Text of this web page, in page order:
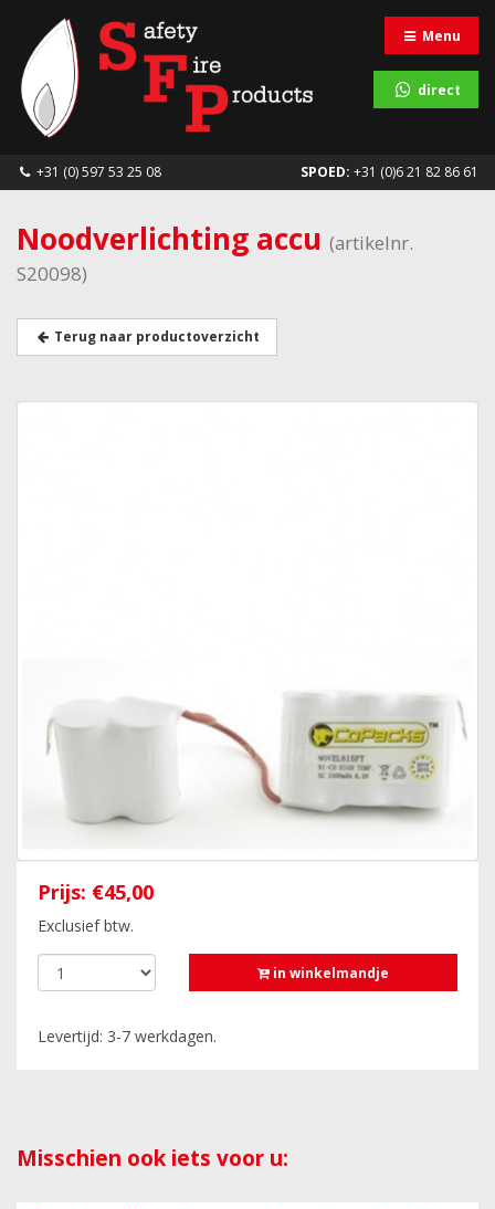
Menu
direct
+31 (0) 597 53 25 08 SPOED: +31 (0)6 21 82 86 61
Noodverlichting accu (artikelnr.
S20098)
Terug naar productoverzicht
Prijs: €45,00
Exclusief btw.
in winkelmandje
Levertijd: 3-7 werkdagen.
Misschien ook iets voor u: